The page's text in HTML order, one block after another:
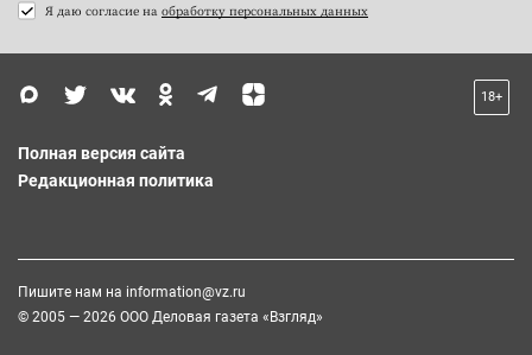
Я даю согласие на обработку персональных данных
18+
Полная версия сайта
Редакционная политика
Пишите нам на information@vz.ru
© 2005 — 2026 ООО Деловая газета «Взгляд»